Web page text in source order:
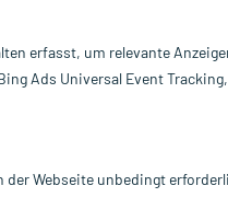
inkl. MwSt. zzgl.
Hersteller:
Information:
erfasst, um relevante
Ads Universal Event
Webseite unbedingt